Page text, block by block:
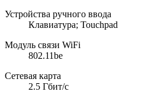
Устройства ручного ввода
Клавиатура; Touchpad
Модуль связи WiFi
802.11be
Сетевая карта
2.5 Гбит/с